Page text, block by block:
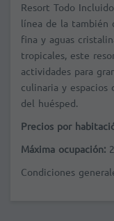
Resort Todo
línea de la también
fina y aguas
tropicales, este
actividades para
culinaria y espacios
del huésped.
Precios por
Máxima ocupación:
Condiciones